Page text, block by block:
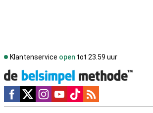
Klantenservice open tot 23.59 uur
Social media